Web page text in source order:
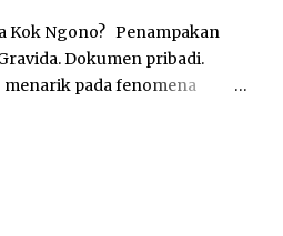
Kok Ngono? Penampakan
Dokumen pribadi.
menarik pada fenomena
adalah karya patung Maria
menampilkan sosok Maria